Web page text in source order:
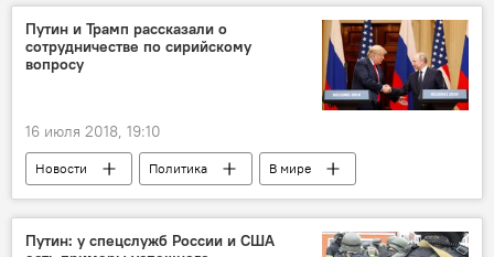
Дональд Трамп
совместные действия
Путин и Трамп рассказали о
сотрудничестве по сирийскому
вопросу
16 июля 2018, 19:10
Новости Политика
В мире
Сирия
Россия
США
Дональд Трамп
Владимир Путин
Путин: у спецслужб России и США